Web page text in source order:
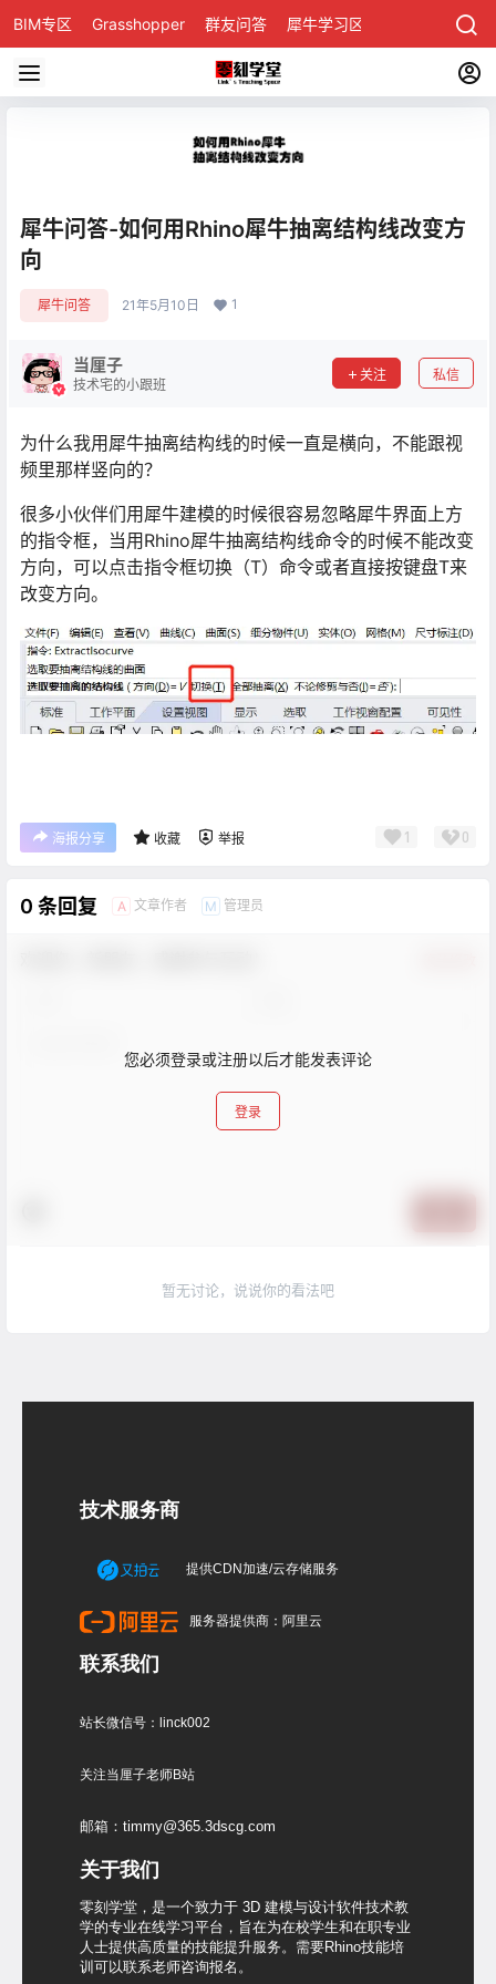
BIM专区 Grasshopper 群友问答 犀牛学习区
犀牛问答-如何用Rhino犀牛抽离结构线改变方
向
犀牛问答 21年5月10日 1
当厘子
技术宅的小跟班
关注 私信
为什么我用犀牛抽离结构线的时候一直是横向，不能跟视
频里那样竖向的？
很多小伙伴们用犀牛建模的时候很容易忽略犀牛界面上方
的指令框，当用Rhino犀牛抽离结构线命令的时候不能改变
方向，可以点击指令框切换（T）命令或者直接按键盘T来
改变方向。
海报分享 收藏 举报 1 0
0 条回复 A 文章作者 M 管理员
您必须登录或注册以后才能发表评论
登录
暂无讨论，说说你的看法吧
技术服务商
提供CDN加速/云存储服务
服务器提供商：阿里云
联系我们
站长微信号：linck002
关注当厘子老师B站
邮箱：timmy@365.3dscg.com
关于我们
零刻学堂，是一个致力于 3D 建模与设计软件技术教
学的专业在线学习平台，旨在为在校学生和在职专业
人士提供高质量的技能提升服务。需要Rhino技能培
训可以联系老师咨询报名。